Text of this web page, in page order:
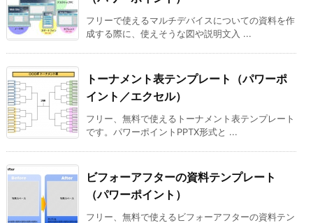
フリーで使えるマルチデバイスについての資料を作
成する際に、使えそうな図や説明文入 ...
トーナメント表テンプレート（パワーポ
イント／エクセル）
フリー、無料で使えるトーナメント表テンプレート
です。パワーポイントPPTX形式と ...
ビフォーアフターの資料テンプレート
（パワーポイント）
フリー、無料で使えるビフォーアフターの資料テン